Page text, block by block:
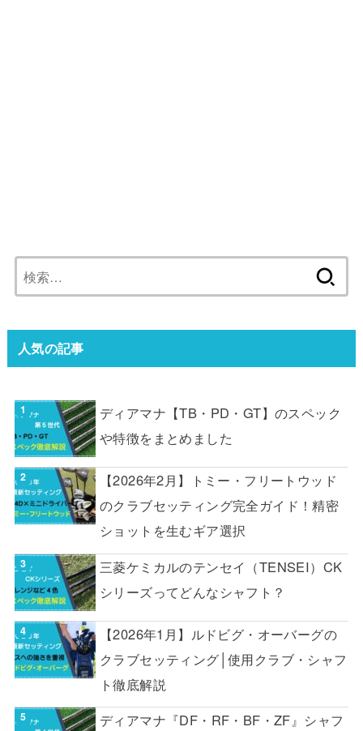
索:
人気の記事
ディアマナ【TB・PD・GT】のスペック
や特徴をまとめました
【2026年2月】トミー・フリートウッド
のクラブセッティング完全ガイド！精密
ショットを生むギア選択
三菱ケミカルのテンセイ（TENSEI）CK
シリーズってどんなシャフト？
【2026年1月】ルドビグ・オーバーグの
クラブセッティング│使用クラブ・シャフ
ト徹底解説
ディアマナ『DF・RF・BF・ZF』シャフ